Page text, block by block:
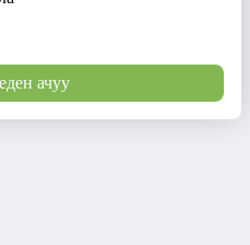
ачуу